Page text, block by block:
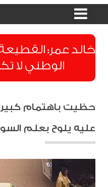
​خالد عمر:
الوطني لا
حظيت باهتمام
عليه يلوح بعلم